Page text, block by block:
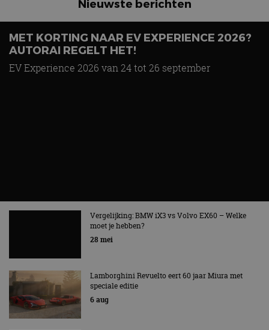
Nieuwste berichten
MET KORTING NAAR EV EXPERIENCE 2026?
AUTORAI REGELT HET!
EV Experience 2026 van 24 tot 26 september
Vergelijking: BMW iX3 vs Volvo EX60 – Welke
moet je hebben?
28 mei
Lamborghini Revuelto eert 60 jaar Miura met
speciale editie
6 aug